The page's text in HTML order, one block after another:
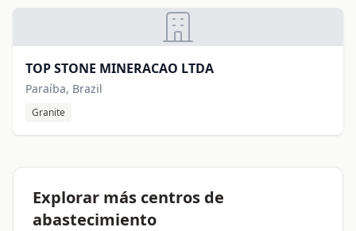
TOP STONE MINERACAO LTDA
Paraíba, Brazil
Granite
Explorar más centros de
abastecimiento